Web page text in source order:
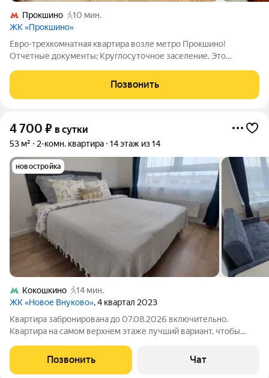
Прокшино
10 мин.
ЖК «Прокшино»
Евро-трехкомнатная квартира возле метро Прокшино!
Отчетные документы; Круглосуточное заселение. Это
наслаждаться близостью культурных
достопримечательностей и иметь доступ ко всему, что
Позвонить
4 700 ₽ в сутки
53 м² 2-комн. квартира 14 этаж из 14
новостройка
Кокошкино
14 мин.
ЖК «Новое Внуково», 4 квартал 2023
Квартира забронирована до 07.08.2026 включительно.
Квартира на самом верхнем этаже лучший вариант, чтобы
вид добавит релакса. Фактически 3 изолированных комнаты.
2х спальная кровать,
Позвонить Чат